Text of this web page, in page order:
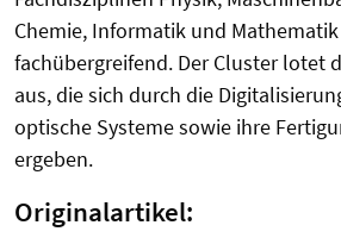
Chemie, Informatik und
fachübergreifend. Der Cluster lotet
aus, die sich durch die
optische Systeme sowie ihre
ergeben.
Originalartikel: